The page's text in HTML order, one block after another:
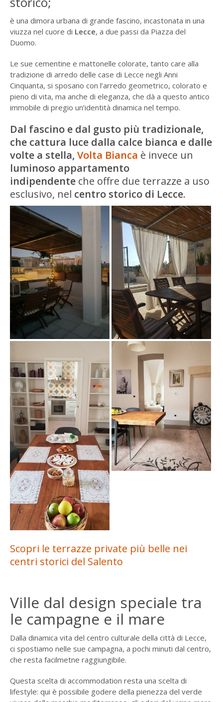
è una dimora urbana di grande fascino, incastonata in una
viuzza nel cuore di Lecce, a due passi da Piazza del
Duomo.
Le sue cementine e mattonelle colorate, tanto care alla
tradizione di arredo delle case di Lecce negli Anni
Cinquanta, si sposano con l’arredo geometrico, colorato e
pieno di vita, ma anche di eleganza, che dà a questo antico
immobile di pregio un’identità dinamica nel tempo.
Dal fascino e dal gusto più tradizionale,
che cattura luce dalla calce bianca e dalle
volte a stella, Volta Bianca è invece un
luminoso appartamento
indipendenteche offre due terrazze a uso
esclusivo, nel centro storico di Lecce.
Scopri le terrazze private più belle nei
centri storici del Salento
Ville dal design speciale tra
le campagne e il mare
Dalla dinamica vita del centro culturale della città di Lecce,
ci spostiamo nelle sue campagna, a pochi minuti dal centro,
che resta facilmetne raggiungibile.
Questa scelta di accommodation resta una scelta di
lifestyle: qui è possibile godere della pienezza del verde